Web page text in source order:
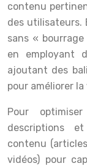
contenu
des utilisateurs.
sans «
en employant
ajoutant des
pour améliorer
Pour
descriptions
contenu
vidéos) pour